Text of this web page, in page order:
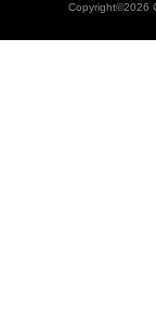
Copyright©2026